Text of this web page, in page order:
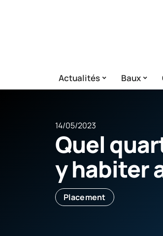
Actualités Baux
14/05/2023
Quel
y habiter
Placement